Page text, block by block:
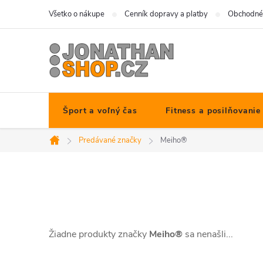
Všetko o nákupe Cenník dopravy a platby
Šport a voľný čas Fitness a posilňovanie
Domov
Predávané značky Meiho®
Žiadne produkty značky Meiho® sa nenašli...